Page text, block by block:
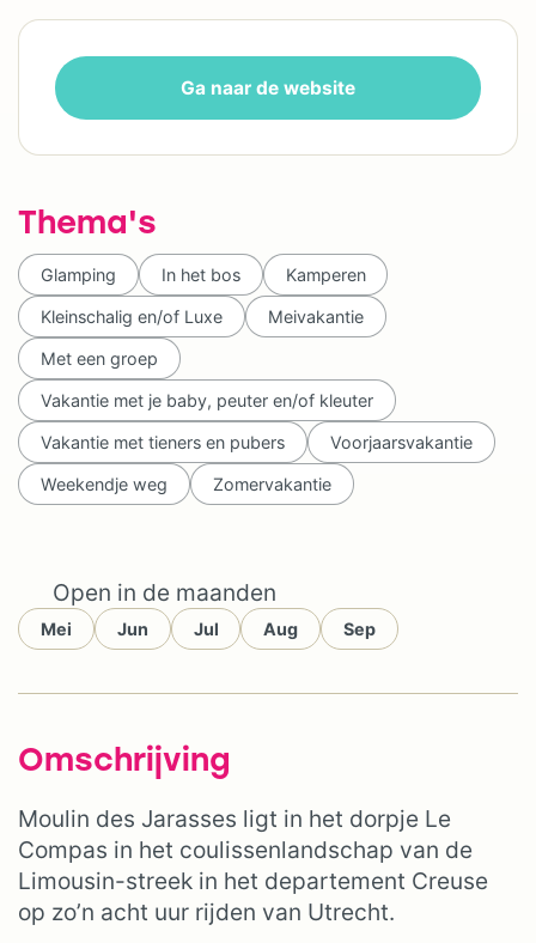
Open in de maanden
Mei Jun Jul Aug Sep
Omschrijving
Moulin des Jarasses ligt in het dorpje Le
Compas in het coulissenlandschap van de
Limousin-streek in het departement Creuse
op zo’n acht uur rijden van Utrecht.
Ga naar de website
Thema's
Glamping In het bos Kamperen
Kleinschalig en/of Luxe Meivakantie
Met een groep
Vakantie met je baby, peuter en/of kleuter
Vakantie met tieners en pubers Voorjaarsvakantie
Weekendje weg Zomervakantie